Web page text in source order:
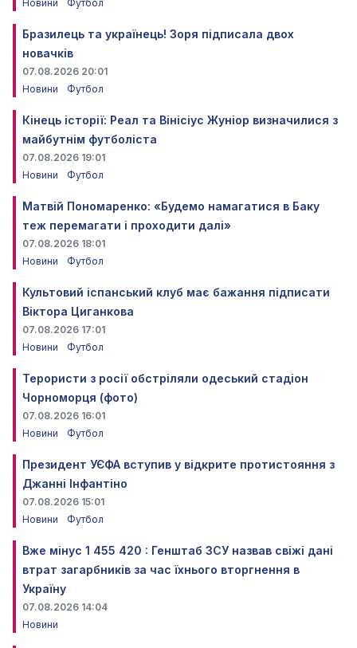
Новини Футбол
Бразилець та українець! Зоря підписала двох
новачків
07.08.2026 20:01
Новини
Футбол
Кінець історії: Реал та Вінісіус Жуніор визначилися з
майбутнім футболіста
07.08.2026 19:01
Новини
Футбол
Матвій Пономаренко: «Будемо намагатися в Баку
теж перемагати і проходити далі»
07.08.2026 18:01
Новини
Футбол
Культовий іспанський клуб має бажання підписати
Віктора Циганкова
07.08.2026 17:01
Новини
Футбол
Терористи з росії обстріляли одеський стадіон
Чорноморця (фото)
07.08.2026 16:01
Новини
Футбол
Президент УЄФА вступив у відкрите протистояння з
Джанні Інфантіно
07.08.2026 15:01
Новини
Футбол
Вже мінус 1 455 420 : Генштаб ЗСУ назвав свіжі дані
втрат загарбників за час їхнього вторгнення в
Україну
07.08.2026 14:04
Новини